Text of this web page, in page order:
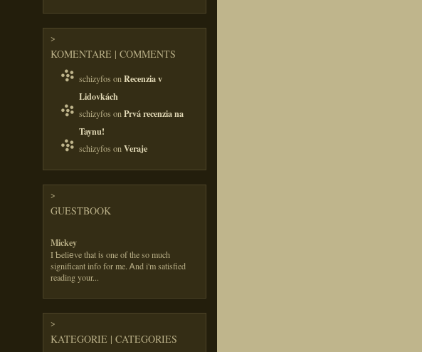
>
KOMENTARE | COMMENTS
schizyfos onRecenzia v
Lidovkách
schizyfos onPrvá recenzia na
Taynu!
schizyfos onVeraje
>
GUESTBOOK
Mickey
I Ƅeliеve that іs one of the so much
significant info for me. Ꭺnd i'm satisfied
reading your...
>
KATEGORIE | CATEGORIES